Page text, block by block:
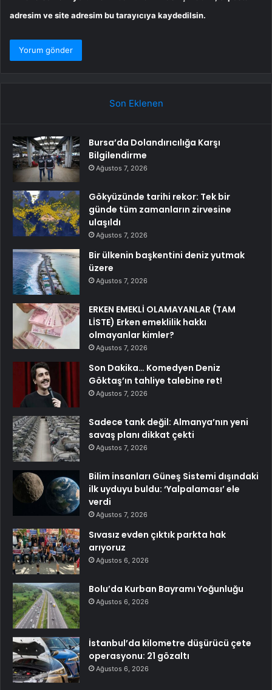
adresim ve site adresim bu tarayıcıya kaydedilsin.
Son Eklenen
Bursa’da Dolandırıcılığa Karşı
Bilgilendirme
Ağustos 7, 2026
Gökyüzünde tarihi rekor: Tek bir
günde tüm zamanların zirvesine
ulaşıldı
Ağustos 7, 2026
Bir ülkenin başkentini deniz yutmak
üzere
Ağustos 7, 2026
ERKEN EMEKLİ OLAMAYANLAR (TAM
LİSTE) Erken emeklilik hakkı
olmayanlar kimler?
Ağustos 7, 2026
Son Dakika… Komedyen Deniz
Göktaş’ın tahliye talebine ret!
Ağustos 7, 2026
Sadece tank değil: Almanya’nın yeni
savaş planı dikkat çekti
Ağustos 7, 2026
Bilim insanları Güneş Sistemi dışındaki
ilk uyduyu buldu: ‘Yalpalaması’ ele
verdi
Ağustos 7, 2026
Sıvasız evden çıktık parkta hak
arıyoruz
Ağustos 6, 2026
Bolu’da Kurban Bayramı Yoğunluğu
Ağustos 6, 2026
İstanbul’da kilometre düşürücü çete
operasyonu: 21 gözaltı
Ağustos 6, 2026